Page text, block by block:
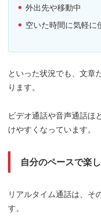
外出先や移動中
空いた時間に気軽に
といった状況でも、文章
ります。
ビデオ通話や音声通話ほ
けやすくなっています。
自分のペースで楽
リアルタイム通話は、そ
す。